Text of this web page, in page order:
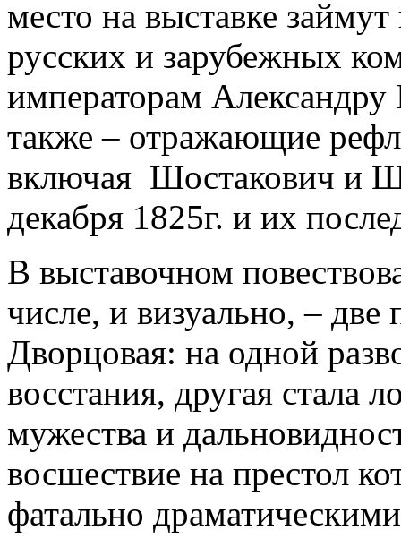
место на выставке
русских и зарубежных
императорам
также – отражающие
включая Шостакович и
декабря 1825г. и их
В выставочном
числе, и визуально, –
Дворцовая: на одной
восстания, другая стала
мужества и
восшествие на престол
фатально